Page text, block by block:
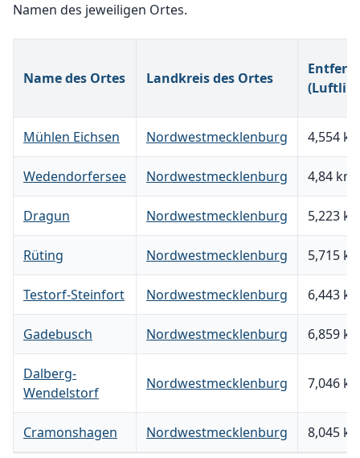
Namen des jeweiligen Ortes.
Name des Ortes Landkreis des Ortes
Mühlen Eichsen Nordwestmecklenburg 4,554
Wedendorfersee Nordwestmecklenburg 4,84 km
Dragun Nordwestmecklenburg 5,223
Rüting Nordwestmecklenburg 5,715
Testorf-Steinfort Nordwestmecklenburg 6,443
Gadebusch Nordwestmecklenburg 6,859
Dalberg-
Wendelstorf
Nordwestmecklenburg 7,046
Cramonshagen Nordwestmecklenburg 8,045